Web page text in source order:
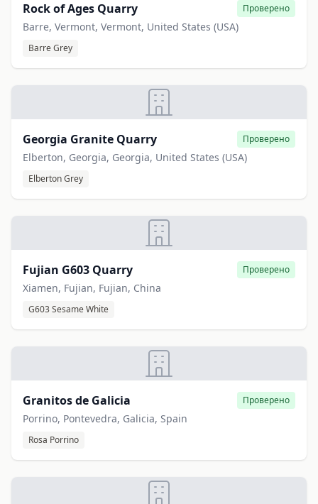
Rock of Ages Quarry Проверено
Barre, Vermont, Vermont, United States (USA)
Barre Grey
Georgia Granite Quarry Проверено
Elberton, Georgia, Georgia, United States (USA)
Elberton Grey
Fujian G603 Quarry Проверено
Xiamen, Fujian, Fujian, China
G603 Sesame White
Granitos de Galicia Проверено
Porrino, Pontevedra, Galicia, Spain
Rosa Porrino